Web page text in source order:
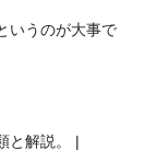
いうのが大事で
と解説。 |